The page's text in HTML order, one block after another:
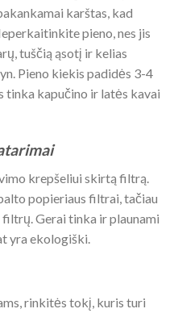
karštas, kad
pieno, nes jis
tuščią ąsotį ir kelias
Pieno kiekis padidės 3-4
tinka kapučino ir latės kavai
krepšeliui skirtą filtrą.
popieriaus filtrai, tačiau
Gerai tinka ir plaunami
yra ekologiški.
rinkitės tokį, kuris turi